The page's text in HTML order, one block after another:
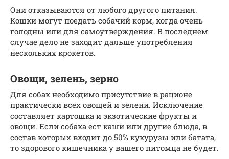
Они отказываются от любого другого питания.
Кошки могут поедать собачий корм, когда очень
голодны или для самоутверждения. В последнем
случае дело не заходит дальше употребления
нескольких крокетов.
Овощи, зелень, зерно
Для собак необходимо присутствие в рационе
практически всех овощей и зелени. Исключение
составляет картошка и экзотические фрукты и
овощи. Если собака ест каши или другие блюда, в
состав которых входит до 50% кукурузы или батата,
то здорового кишечника у вашего питомца не будет.